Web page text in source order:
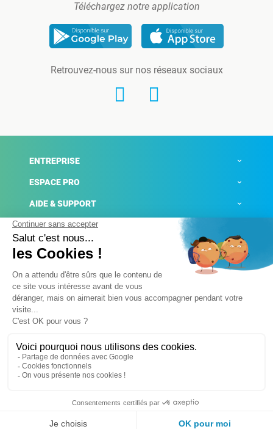
Téléchargez notre application
Retrouvez-nous sur nos réseaux sociaux
ENTREPRISE
ESPACE PRO
AIDE & SUPPORT
ACTUALITÉS
Mentions légales
Conditions générales de ventes
Plateforme de signalement